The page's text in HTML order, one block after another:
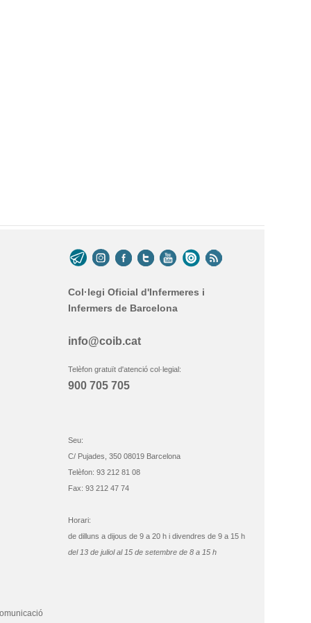
Col·legi Oficial d'Infermeres i
Infermers de Barcelona
info@coib.cat
Telèfon gratuït d'atenció col·legial:
900 705 705
Seu:
C/ Pujades, 350 08019 Barcelona
Telèfon: 93 212 81 08
Fax: 93 212 47 74
Horari:
de dilluns a dijous de 9 a 20 h i divendres de 9 a 15 h
del 13 de juliol al 15 de setembre de 8 a 15 h